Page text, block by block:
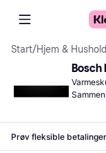
Start/Hjem &
Bosch
Prøv fleksible